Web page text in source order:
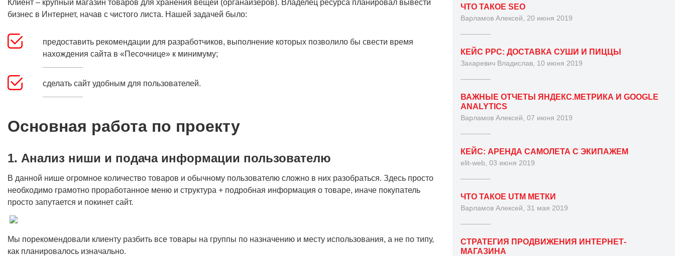
Клиент – крупный магазин товаров для хранения вещей (органайзеров). Владелец ресурса планировал вывести
бизнес в Интернет, начав с чистого листа. Нашей задачей было:
предоставить рекомендации для разработчиков, выполнение которых позволило бы свести время
нахождения сайта в «Песочнице» к минимуму;
сделать сайт удобным для пользователей.
Основная работа по проекту
1. Анализ ниши и подача информации пользователю
В данной нише огромное количество товаров и обычному пользователю сложно в них разобраться. Здесь просто
необходимо грамотно проработанное меню и структура + подробная информация о товаре, иначе покупатель
просто запутается и покинет сайт.
Мы порекомендовали клиенту разбить все товары на группы по назначению и месту использования, а не по типу,
как планировалось изначально.
ЧТО ТАКОЕ SEO
Варламов Алексей, 20 июня 2019
КЕЙС PPC: ДОСТАВКА СУШИ И ПИЦЦЫ
Захаревич Владислав, 10 июня 2019
ВАЖНЫЕ ОТЧЕТЫ ЯНДЕКС.МЕТРИКА И GOOGLE
ANALYTICS
Варламов Алексей, 07 июня 2019
КЕЙС: АРЕНДА САМОЛЕТА С ЭКИПАЖЕМ
elit-web, 03 июня 2019
ЧТО ТАКОЕ UTM МЕТКИ
Варламов Алексей, 31 мая 2019
СТРАТЕГИЯ ПРОДВИЖЕНИЯ ИНТЕРНЕТ-
МАГАЗИНА